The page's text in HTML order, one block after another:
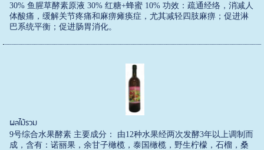
30% 鱼腥草酵素原液 30% 红糖+蜂蜜 10% 功效：疏通经络，消减人
体酸痛，缓解关节疼痛和麻痹瘫痪症，尤其减轻四肢麻痹；促进淋
巴系统平衡；促进肠胃消化。
ผลไม้รวม
9号综合水果酵素 主要成分： 由12种水果经两次发酵3年以上调制而
成，含有：诺丽果，余甘子橄榄，泰国橄榄，野生柠檬，石榴，桑